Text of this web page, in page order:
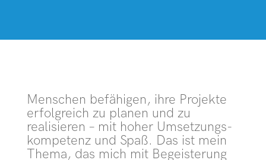
Menschen befähigen, ihre Projekte
erfolgreich zu planen und zu
realisieren – mit hoher Umsetzungs­
kompetenz und Spaß. Das ist mein
Thema, das mich mit Begeisterung